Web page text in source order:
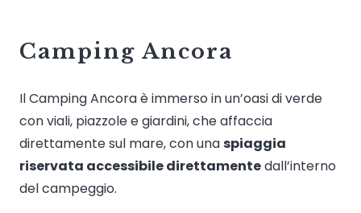
Camping Ancora
Il Camping Ancora è immerso in un’oasi di verde
con viali, piazzole e giardini, che affaccia
direttamente sul mare, con unaspiaggia
riservata accessibile direttamentedall’interno
del campeggio.